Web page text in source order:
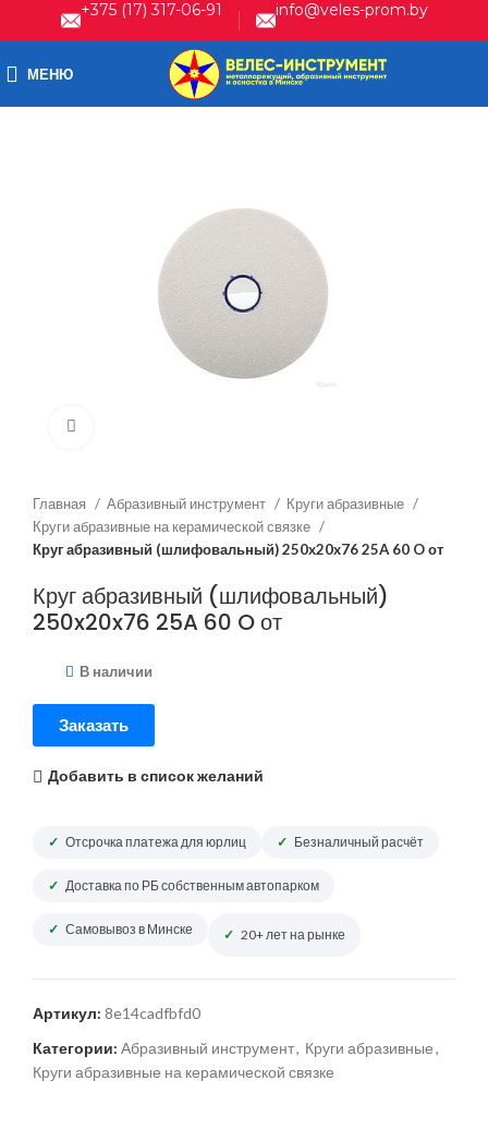
+375 (17) 317-06-91 info@veles-prom.by
МЕНЮ
Главная Абразивный инструмент
Круги абразивные
Круги абразивные на керамической связке
Круг абразивный (шлифовальный) 250x20x76 25A 60 O от
Круг абразивный (шлифовальный)
250x20x76 25A 60 O от
В наличии
Заказать
Добавить в список желаний
Отсрочка платежа для юрлиц Безналичный расчёт
Доставка по РБ собственным автопарком
Самовывоз в Минске 20+ лет на рынке
Артикул: 8e14cadfbfd0
Категории: Абразивный инструмент, Круги абразивные,
Круги абразивные на керамической связке